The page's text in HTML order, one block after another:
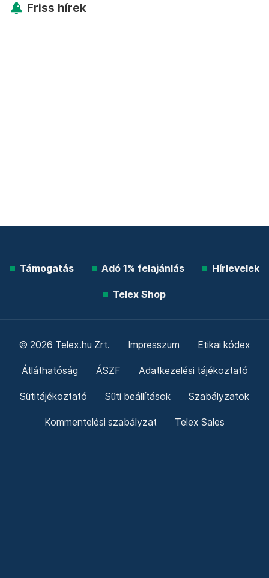
Friss hírek
Támogatás Adó 1% felajánlás Hírlevelek
Telex Shop
© 2026 Telex.hu Zrt. Impresszum Etikai kódex
Átláthatóság ÁSZF Adatkezelési tájékoztató
Sütitájékoztató Süti beállítások Szabályzatok
Kommentelési szabályzat Telex Sales